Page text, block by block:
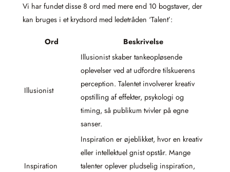
Vi har fundet disse 8 ord med mere end 10 bogstaver, der
kan bruges i et krydsord med ledetråden ‘Talent’:
Ord Beskrivelse
Illusionist
Illusionist skaber tankeopløsende
oplevelser ved at udfordre tilskuerens
perception. Talentet involverer kreativ
opstilling af effekter, psykologi og
timing, så publikum tvivler på egne
sanser.
Inspiration
Inspiration er øjeblikket, hvor en kreativ
eller intellektuel gnist opstår. Mange
talenter oplever pludselig inspiration,